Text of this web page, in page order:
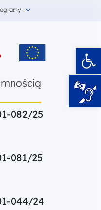
082/25
081/25
044/24